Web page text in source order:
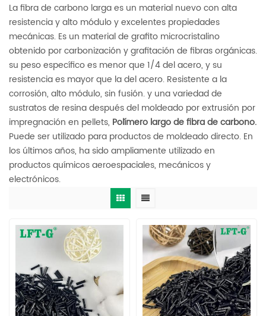
La fibra de carbono larga es un material nuevo con alta
resistencia y alto módulo y excelentes propiedades
mecánicas. Es un material de grafito microcristalino
obtenido por carbonización y grafitación de fibras orgánicas.
su peso específico es menor que 1/4 del acero, y su
resistencia es mayor que la del acero. Resistente a la
corrosión, alto módulo, sin fusión. y una variedad de
sustratos de resina después del moldeado por extrusión por
impregnación en pellets, Polímero largo de fibra de carbono.
Puede ser utilizado para productos de moldeado directo. En
los últimos años, ha sido ampliamente utilizado en
productos químicos aeroespaciales, mecánicos y
electrónicos.